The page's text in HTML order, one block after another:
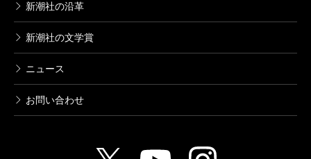
新潮社の沿革
新潮社の文学賞
ニュース
お問い合わせ